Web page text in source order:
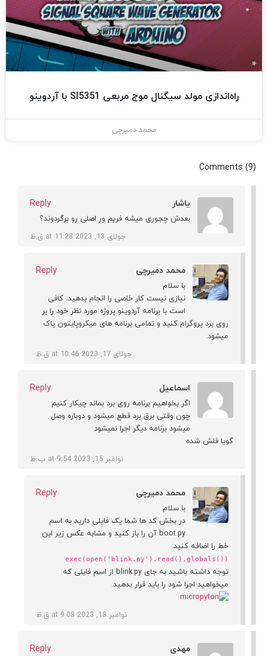
راه‌اندازی مولد سیگنال موج مربعی SI5351 با آردوینو
محمد دمیرچی
Comments (9)
یاشار Reply
بعدش چجوری میشه فریم ور اصلی رو برگردوند؟
جولای 13, 2023 at 11:28 ق.ظ
محمد دمیرچی Reply
با سلام
نیازی نیست کار خاصی را انجام بدهید. کافی
است با برنامه آردوینو پروژه مورد نظر خود را بر
روی برد پروگرام کنید و تمامی برنامه های میکروپایتون پاک
میشود.
جولای 17, 2023 at 10:46 ق.ظ
اسماعیل Reply
اگر بخواهیم برنامه روی برد بماند چیکار کنیم
چون وقتی برق برد قطع میشود و دوباره وصل
میشود برنامه دیگر اجرا نمیشود
گویا فلش شده
نوامبر 15, 2023 at 9:54 ب.ظ
محمد دمیرچی Reply
با سلام
در بخش کد ها شما یک فایلی دارید به اسم
boot.py آن را باز کنید و مشابه عکس زیر این
خط را اضافه کنید.
exec(open('blink.py').read(),globals())
توجه داشته باشید به جای blink.py از اسم فایلی که
میخواهید اجرا شود را باید قرار بدهید.
نوامبر 18, 2023 at 9:08 ق.ظ
مهدی Reply